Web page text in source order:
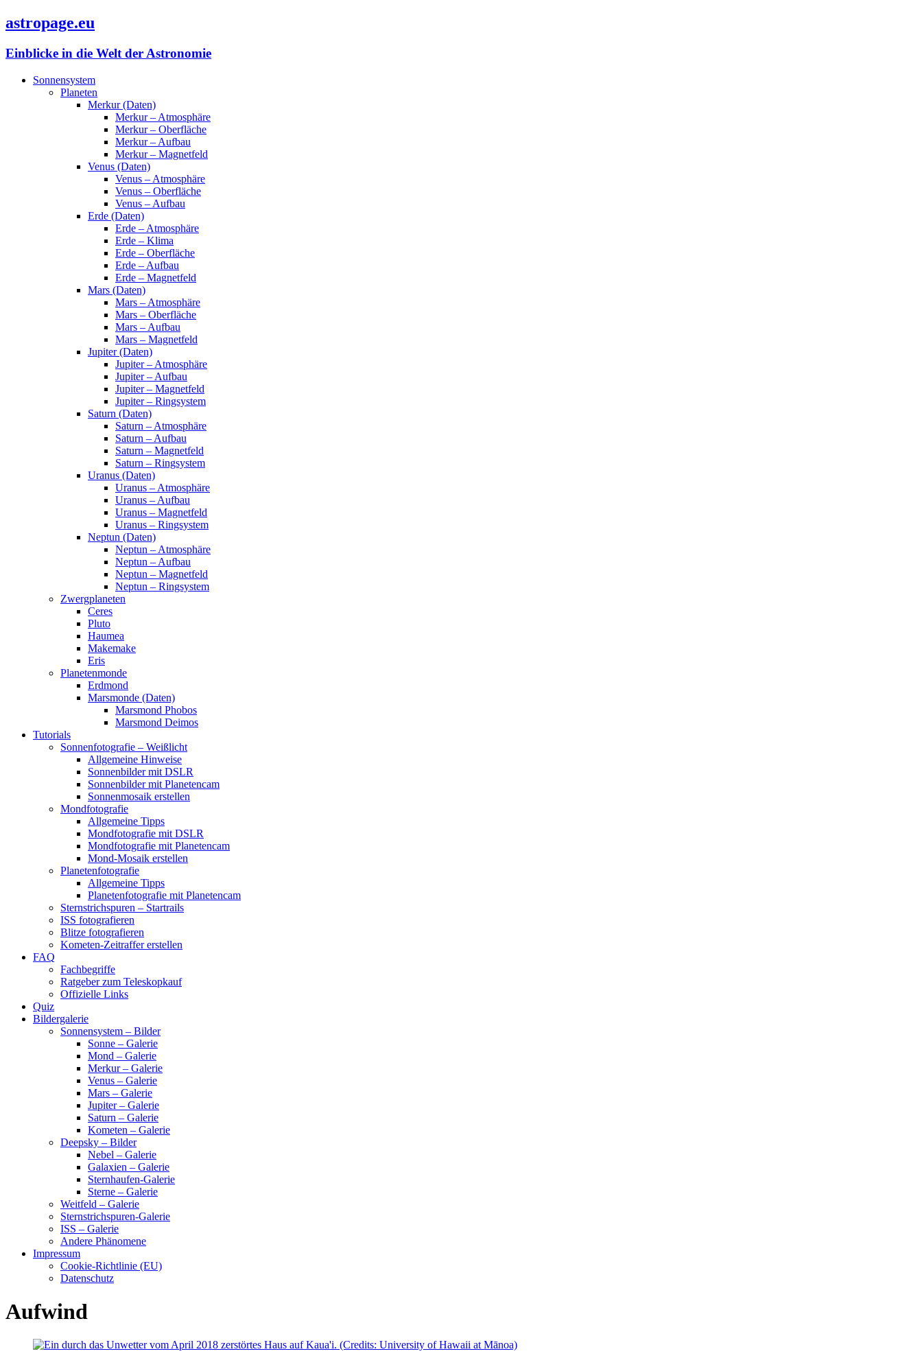
astropage.eu
Einblicke in die Welt der Astronomie
Sonnensystem
Planeten
Merkur (Daten)
Merkur – Atmosphäre
Merkur – Oberfläche
Merkur – Aufbau
Merkur – Magnetfeld
Venus (Daten)
Venus – Atmosphäre
Venus – Oberfläche
Venus – Aufbau
Erde (Daten)
Erde – Atmosphäre
Erde – Klima
Erde – Oberfläche
Erde – Aufbau
Erde – Magnetfeld
Mars (Daten)
Mars – Atmosphäre
Mars – Oberfläche
Mars – Aufbau
Mars – Magnetfeld
Jupiter (Daten)
Jupiter – Atmosphäre
Jupiter – Aufbau
Jupiter – Magnetfeld
Jupiter – Ringsystem
Saturn (Daten)
Saturn – Atmosphäre
Saturn – Aufbau
Saturn – Magnetfeld
Saturn – Ringsystem
Uranus (Daten)
Uranus – Atmosphäre
Uranus – Aufbau
Uranus – Magnetfeld
Uranus – Ringsystem
Neptun (Daten)
Neptun – Atmosphäre
Neptun – Aufbau
Neptun – Magnetfeld
Neptun – Ringsystem
Zwergplaneten
Ceres
Pluto
Haumea
Makemake
Eris
Planetenmonde
Erdmond
Marsmonde (Daten)
Marsmond Phobos
Marsmond Deimos
Tutorials
Sonnenfotografie – Weißlicht
Allgemeine Hinweise
Sonnenbilder mit DSLR
Sonnenbilder mit Planetencam
Sonnenmosaik erstellen
Mondfotografie
Allgemeine Tipps
Mondfotografie mit DSLR
Mondfotografie mit Planetencam
Mond-Mosaik erstellen
Planetenfotografie
Allgemeine Tipps
Planetenfotografie mit Planetencam
Sternstrichspuren – Startrails
ISS fotografieren
Blitze fotografieren
Kometen-Zeitraffer erstellen
FAQ
Fachbegriffe
Ratgeber zum Teleskopkauf
Offizielle Links
Quiz
Bildergalerie
Sonnensystem – Bilder
Sonne – Galerie
Mond – Galerie
Merkur – Galerie
Venus – Galerie
Mars – Galerie
Jupiter – Galerie
Saturn – Galerie
Kometen – Galerie
Deepsky – Bilder
Nebel – Galerie
Galaxien – Galerie
Sternhaufen-Galerie
Sterne – Galerie
Weitfeld – Galerie
Sternstrichspuren-Galerie
ISS – Galerie
Andere Phänomene
Impressum
Cookie-Richtlinie (EU)
Datenschutz
Aufwind